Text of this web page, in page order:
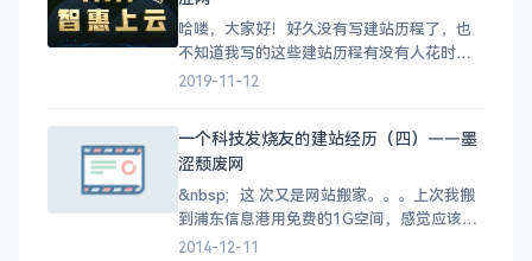
了，通过朋友（德丫丫）介绍，入手了 Vieu
主题，相对旧主题
哈喽，大家好！好久没有写建站历程了，也
不知道我写的这些建站历程有没有人花时间
看，全当是自己学习成长的一个过程记录
下心买了两2核4g内存5M带宽的服务器三
年。几个我主要运营的网站都已经搬到了这
台服务器上，搬家的
2019-11-12
一个科技发烧友的建站经历（四）——墨
涩颓废网
&nbsp; 这 次又是网站搬家。。。上次我搬
到浦东信息港用免费的1G空间，感觉应该没
问题了，可以稳定下来了，但是新的问题又
2014-12-11